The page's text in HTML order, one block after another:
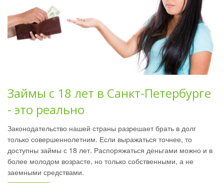
Займы с 18 лет в Санкт-Петербурге
- это реально
Законодательство нашей страны разрешает брать в долг
только совершеннолетним. Если выражаться точнее, то
доступны займы с 18 лет. Распоряжаться деньгами можно и в
более молодом возрасте, но только собственными, а не
заемными средствами.